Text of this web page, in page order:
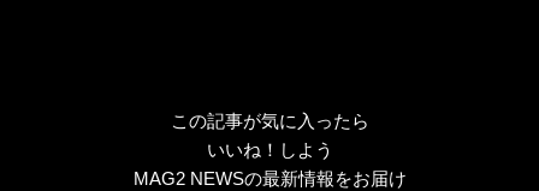
この記事が気に入ったら
いいね！しよう
MAG2 NEWSの最新情報をお届け